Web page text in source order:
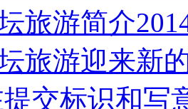
旅游简介
旅游迎来新
交标识和写